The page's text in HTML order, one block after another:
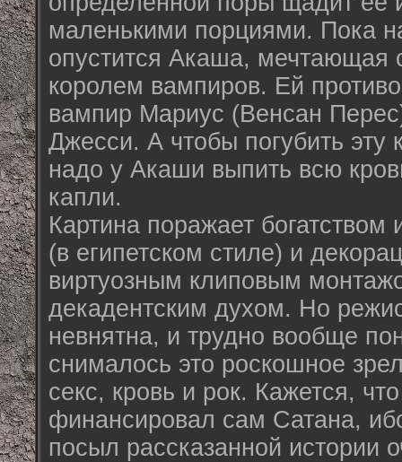
маленькими порциями. Пока
опустится Акаша, мечтающая
королем вампиров. Ей
вампир Мариус (Венсан
Джесси. А чтобы погубить эту
надо у Акаши выпить всю
капли.
Картина поражает
(в египетском стиле) и
виртуозным клиповым
декадентским духом. Но
невнятна, и трудно вообще
снималось это роскошное
секс, кровь и рок. Кажется,
финансировал сам Сатана,
посыл рассказанной истории